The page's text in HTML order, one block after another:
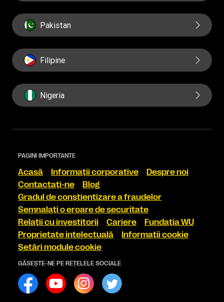
Pakistan
Filipine
Nigeria
PAGINI IMPORTANTE
Acasă Informaţii corporative
Despre noi
Contactaţi-ne
Blog
Gradul de conştientizare a fraudelor
Semnalaţi o eroare de securitate
Relaţii cu investitorii
Cariere
Fundaţia WU
Proprietate intelectuală
Informaţii cookie
Setări module cookie
GĂSEŞTE-NE PE REŢELELE SOCIALE